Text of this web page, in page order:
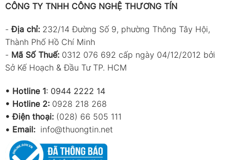
CÔNG TY TNHH CÔNG NGHỆ THƯƠNG TÍN
-Địa chỉ: 232/14 Đường Số 9, phường Thông Tây Hội,
Thành Phố Hồ Chí Minh
- Mã Số Thuế: 0312 076 692 cấp ngày 04/12/2012 bởi
Sở Kế Hoạch & Đầu Tư TP. HCM
• Hotline 1: 0944 2222 14
• Hotline 2: 0928 218 268
• Điện thoại: (028) 66 505 111
• Email: info@thuongtin.net